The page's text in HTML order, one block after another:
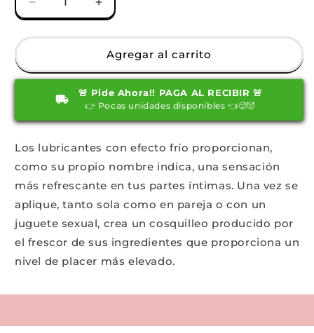
Reducir
cantidad
para
lubricante
a
base
agua
con
efecto
frío
215ml
Aumentar
cantidad
para
Siyi
lubricante
a
base
de
agua
efecto
frío
215ml
Agregar al carrito
🚨 Pide Ahora!! PAGA AL RECIBIR 🚨
👉 Pocas unidades disponibles 👈🥵😈
Los lubricantes con efecto frío proporcionan,
como su propio nombre indica, una sensación
más refrescante en tus partes íntimas. Una vez se
aplique, tanto sola como en pareja o con un
juguete sexual, crea un cosquilleo producido por
el frescor de sus ingredientes que proporciona un
nivel de placer más elevado.